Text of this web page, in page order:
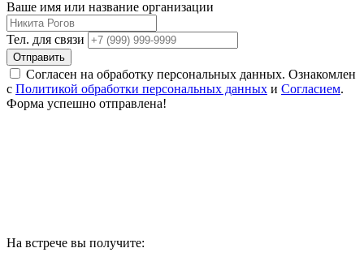
Ваше имя или название организации
Тел. для связи
Отправить
Согласен на обработку персональных данных. Ознакомлен
с Политикой обработки персональных данных и Согласием.
Форма успешно отправлена!
На встрече вы получите: